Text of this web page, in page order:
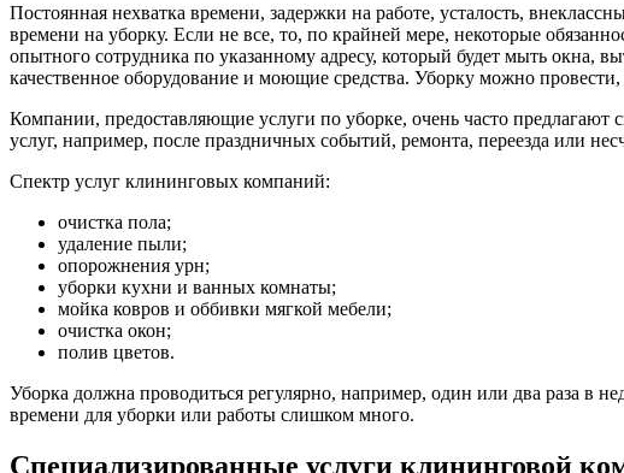
Постоянная нехватка времени, задержки на работе, усталость,
времени на уборку. Если не все, то, по крайней мере, некоторые
опытного сотрудника по указанному адресу, который будет мыть
качественное оборудование и моющие средства. Уборку можно
Компании, предоставляющие услуги по уборке, очень часто
услуг, например, после праздничных событий, ремонта, переезда или
Спектр услуг клининговых компаний:
очистка пола;
удаление пыли;
опорожнения урн;
уборки кухни и ванных комнаты;
мойка ковров и оббивки мягкой мебели;
очистка окон;
полив цветов.
Уборка должна проводиться регулярно, например, один или два раза в
времени для уборки или работы слишком много.
Специализированные услуги клининговой